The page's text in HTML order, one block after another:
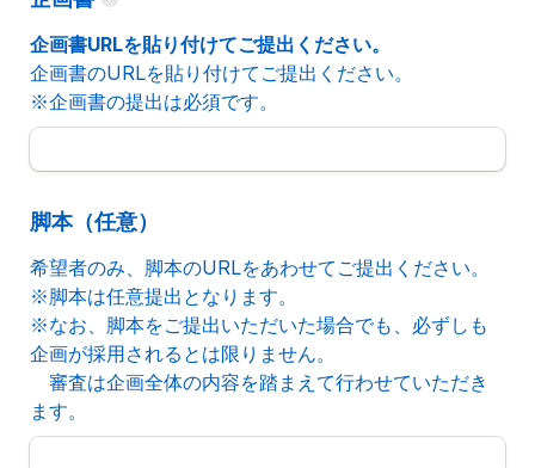
企画書URLを貼り付けてご提出ください。
企画書のURLを貼り付けてご提出ください。
※企画書の提出は必須です。
脚本（任意）
希望者のみ、脚本のURLをあわせてご提出ください。
※脚本は任意提出となります。
※なお、脚本をご提出いただいた場合でも、必ずしも
企画が採用されるとは限りません。
審査は企画全体の内容を踏まえて行わせていただき
ます。